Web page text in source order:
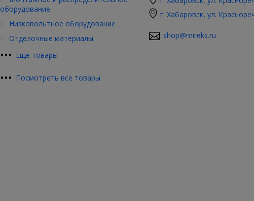
••• Еще товары
оборудование
Низковольтное оборудование
Отделочные материалы
••• Посмотреть все товары
г. Хабаровск, ул.
shop@mireks.ru